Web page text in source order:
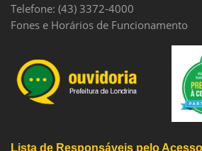
Telefone: (43) 3372-4000
Fones e Horários de Funcionamento
Lista de Responsáveis pelo